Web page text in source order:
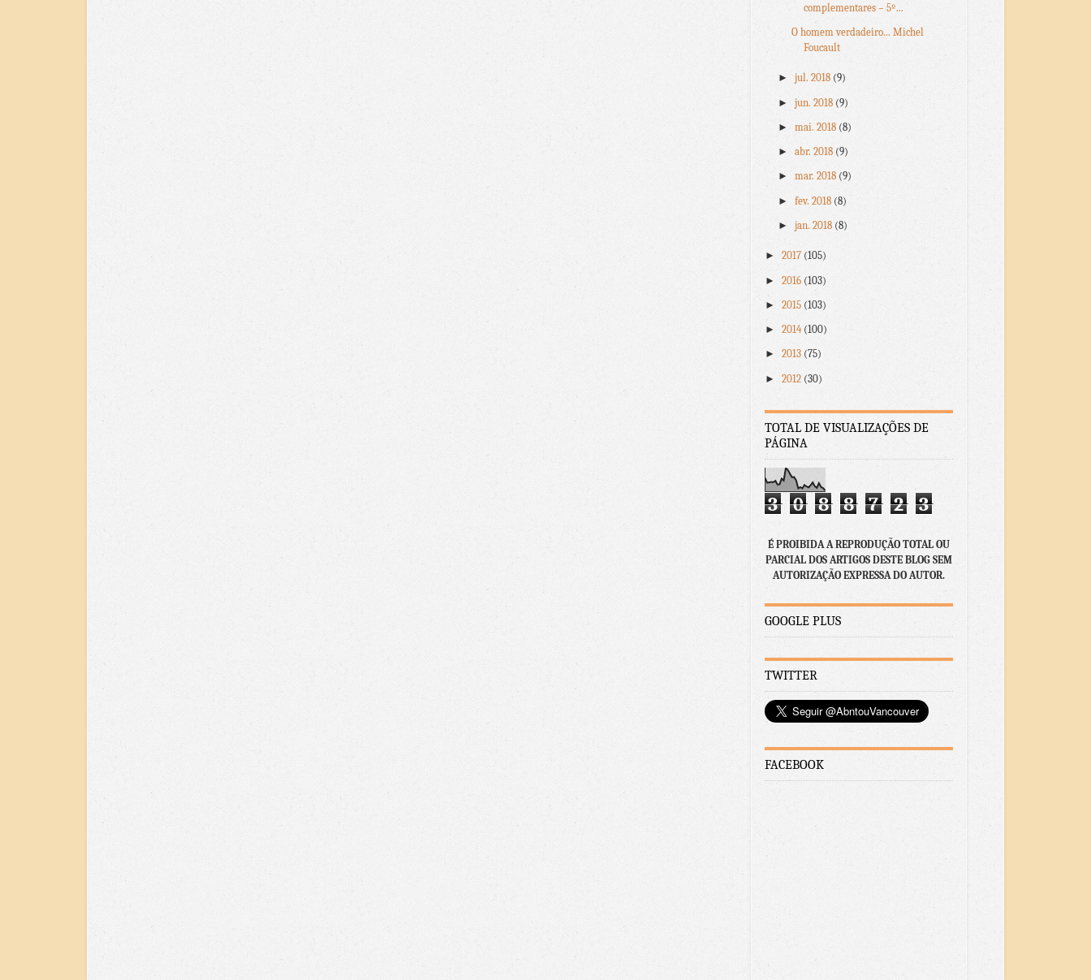
complementares – 5º...
O homem verdadeiro... Michel
Foucault
► jul. 2018 (9)
► jun. 2018 (9)
► mai. 2018 (8)
► abr. 2018 (9)
► mar. 2018 (9)
► fev. 2018 (8)
► jan. 2018 (8)
►2017 (105)
►2016 (103)
►2015 (103)
►2014 (100)
►2013 (75)
►2012 (30)
TOTAL DE VISUALIZAÇÕES DE
PÁGINA
3 0 8 8 7 2 3
É PROIBIDA A REPRODUÇÃO TOTAL OU
PARCIAL DOS ARTIGOS DESTE BLOG SEM
AUTORIZAÇÃO EXPRESSA DO AUTOR.
GOOGLE PLUS
TWITTER
FACEBOOK